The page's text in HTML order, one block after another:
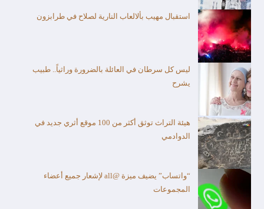
استقبال مهيب بألالعاب النارية لصلاح في طرابزون
ليس كل سرطان في العائلة بالضرورة وراثياً.. طبيب
يشرح
هيئة التراث توثق أكثر من 100 موقع أثري جديد في
الدوادمي
“واتساب” يضيف ميزة @all لإشعار جميع أعضاء
المجموعات